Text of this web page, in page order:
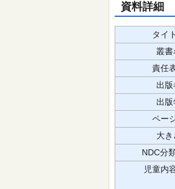
資料詳細
タイ
叢書
責任
出版
出版
ペー
大き
NDC分
児童内